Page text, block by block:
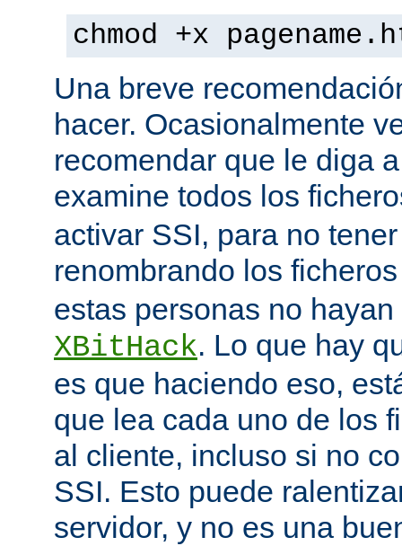
chmod +x
Una breve
hacer. Ocasionalmente
recomendar que le diga
examine todos los
activar SSI, para no
renombrando los
estas personas no
XBitHack. Lo que hay
es que haciendo eso,
que lea cada uno de los
al cliente, incluso si no
SSI. Esto puede
servidor, y no es una